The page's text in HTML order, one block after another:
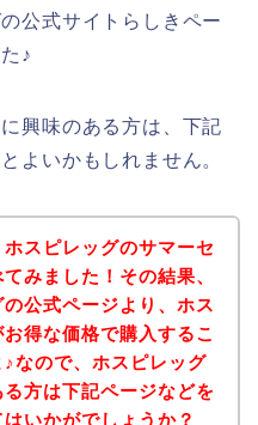
公式サイトらしきペー
♪
興味のある方は、下記
よいかもしれません。
スピレッグのサマーセ
みました！その結果、
公式ページより、ホス
得な価格で購入するこ
なので、ホスピレッグ
方は下記ページなどを
いかがでしょうか？